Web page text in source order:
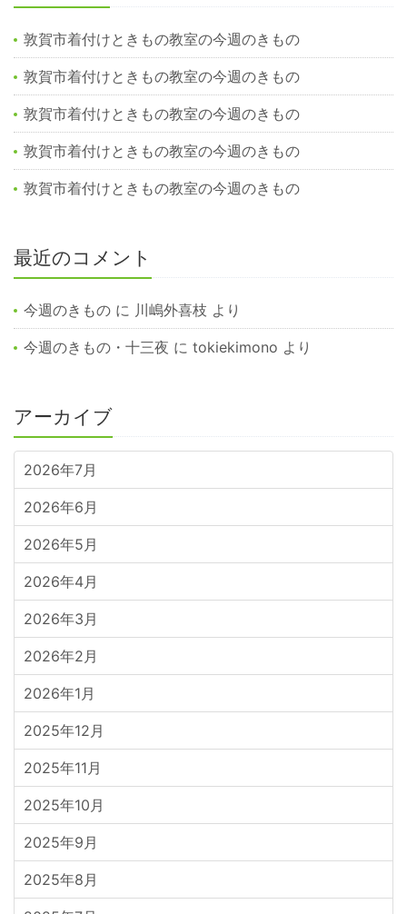
敦賀市着付けときもの教室の今週のきもの
敦賀市着付けときもの教室の今週のきもの
敦賀市着付けときもの教室の今週のきもの
敦賀市着付けときもの教室の今週のきもの
敦賀市着付けときもの教室の今週のきもの
最近のコメント
今週のきもの に 川嶋外喜枝 より
今週のきもの・十三夜 にtokiekimono より
アーカイブ
2026年7月
2026年6月
2026年5月
2026年4月
2026年3月
2026年2月
2026年1月
2025年12月
2025年11月
2025年10月
2025年9月
2025年8月